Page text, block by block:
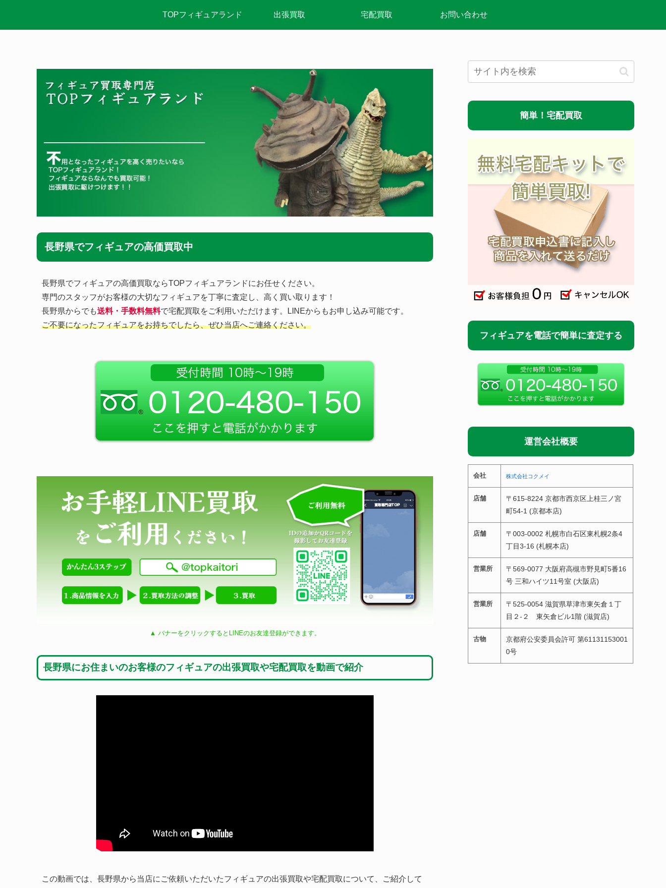
TOPフィギュアランド 出張買取 宅配買取 お問い合わせ
長野県でフィギュアの高価買取中
長野県でフィギュアの高価買取ならTOPフィギュアランドにお任せください。
専門のスタッフがお客様の大切なフィギュアを丁寧に査定し、高く買い取ります！
長野県からでも送料・手数料無料で宅配買取をご利用いただけます。LINEからもお申し込み可能です。
ご不要になったフィギュアをお持ちでしたら、ぜひ当店へご連絡ください。
▲ バナーをクリックするとLINEのお友達登録ができます。
長野県にお住まいのお客様のフィギュアの出張買取や宅配買取を動画で紹介
この動画では、長野県から当店にご依頼いただいたフィギュアの出張買取や宅配買取について、ご紹介して
簡単！宅配買取
フィギュアを電話で簡単に査定する
運営会社概要
会社 株式会社コクメイ
店舗
〒615-8224 京都市西京区上桂三ノ宮
町54-1 (京都本店)
店舗
〒003-0002 札幌市白石区東札幌2条4
丁目3-16 (札幌本店)
営業所
〒569-0077 大阪府高槻市野見町5番16
号 三和ハイツ11号室 (大阪店)
営業所
〒525-0054 滋賀県草津市東矢倉１丁
目２-２ 東矢倉ビル1階 (滋賀店)
古物
京都府公安委員会許可 第61131153001
0号